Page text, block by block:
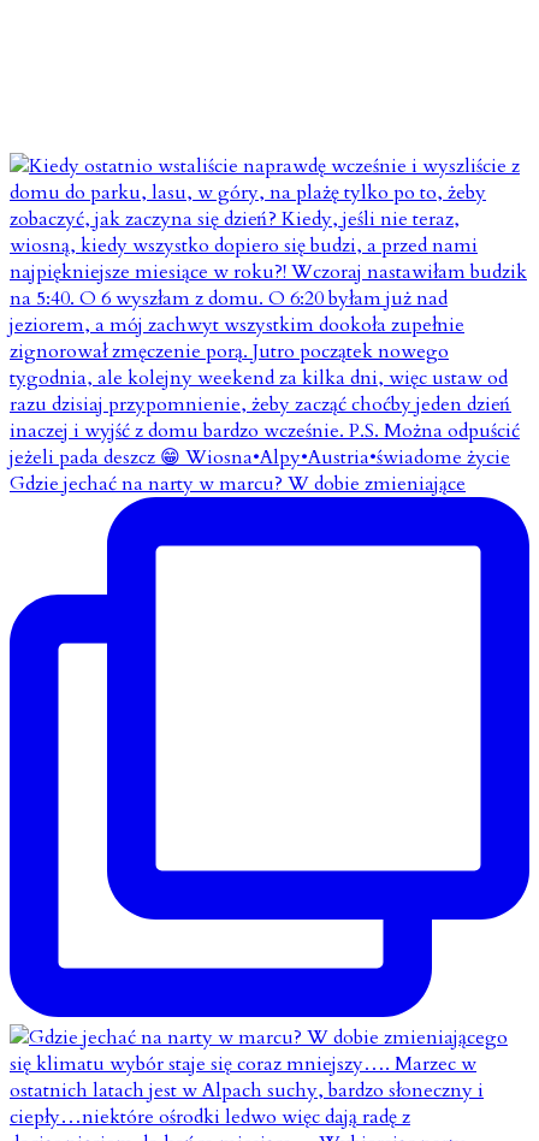
Gdzie jechać na narty w marcu? W dobie zmieniające